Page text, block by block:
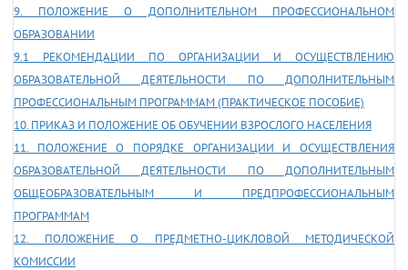
9. ПОЛОЖЕНИЕ О ДОПОЛНИТЕЛЬНОМ ПРОФЕССИОНАЛЬНОМ
ОБРАЗОВАНИИ
9.1 РЕКОМЕНДАЦИИ ПО ОРГАНИЗАЦИИ И ОСУЩЕСТВЛЕНИЮ
ОБРАЗОВАТЕЛЬНОЙ ДЕЯТЕЛЬНОСТИ ПО ДОПОЛНИТЕЛЬНЫМ
ПРОФЕССИОНАЛЬНЫМ ПРОГРАММАМ (ПРАКТИЧЕСКОЕ ПОСОБИЕ)
10. ПРИКАЗ И ПОЛОЖЕНИЕ ОБ ОБУЧЕНИИ ВЗРОСЛОГО НАСЕЛЕНИЯ
11. ПОЛОЖЕНИЕ О ПОРЯДКЕ ОРГАНИЗАЦИИ И ОСУЩЕСТВЛЕНИЯ
ОБРАЗОВАТЕЛЬНОЙ ДЕЯТЕЛЬНОСТИ ПО ДОПОЛНИТЕЛЬНЫМ
ОБЩЕОБРАЗОВАТЕЛЬНЫМ И ПРЕДПРОФЕССИОНАЛЬНЫМ
ПРОГРАММАМ
12. ПОЛОЖЕНИЕ О ПРЕДМЕТНО-ЦИКЛОВОЙ МЕТОДИЧЕСКОЙ
КОМИССИИ